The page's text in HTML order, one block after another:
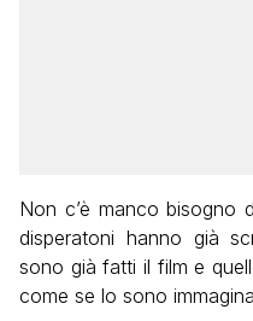
Non c’è manco bisogno
disperatoni hanno già
sono già fatti il film e
come se lo sono